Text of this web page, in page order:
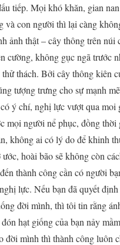
tiếp. Mọi khó khăn, gian
và con người thì lại càng
ảnh thật – cây thông trên núi
cường, không gục ngã trước
thách. Bởi cây thông kiên
tượng trưng cho sự mạnh
ý chí, nghị lực vượt qua moi
mọi người nể phục, đồng thời
không ai có lý do để khinh
hoài bão sẽ không còn
thành công cần có người
lực. Nếu bạn đã quyết
đời mình, thì tôi tin rằng
hạt giống của bạn nảy
đời mình thì thành công luôn